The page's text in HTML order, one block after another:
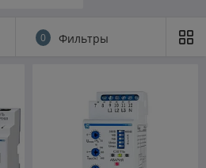
0 Фильтры